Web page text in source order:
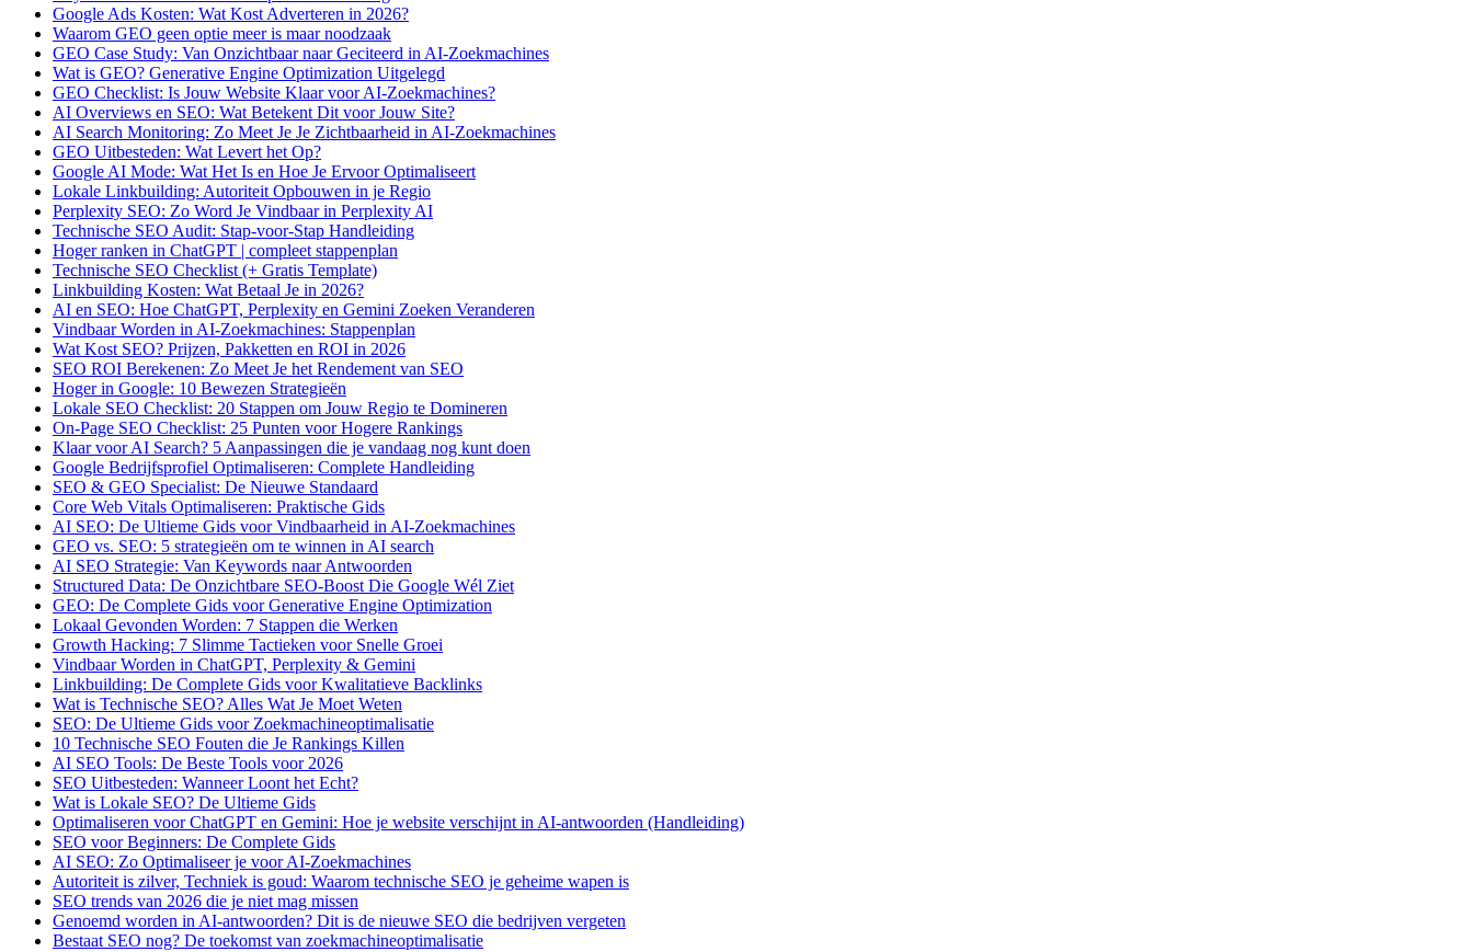
Google Ads Kosten: Wat Kost Adverteren in 2026?
Waarom GEO geen optie meer is maar noodzaak
GEO Case Study: Van Onzichtbaar naar Geciteerd in AI-Zoekmachines
Wat is GEO? Generative Engine Optimization Uitgelegd
GEO Checklist: Is Jouw Website Klaar voor AI-Zoekmachines?
AI Overviews en SEO: Wat Betekent Dit voor Jouw Site?
AI Search Monitoring: Zo Meet Je Je Zichtbaarheid in AI-Zoekmachines
GEO Uitbesteden: Wat Levert het Op?
Google AI Mode: Wat Het Is en Hoe Je Ervoor Optimaliseert
Lokale Linkbuilding: Autoriteit Opbouwen in je Regio
Perplexity SEO: Zo Word Je Vindbaar in Perplexity AI
Technische SEO Audit: Stap-voor-Stap Handleiding
Hoger ranken in ChatGPT | compleet stappenplan
Technische SEO Checklist (+ Gratis Template)
Linkbuilding Kosten: Wat Betaal Je in 2026?
AI en SEO: Hoe ChatGPT, Perplexity en Gemini Zoeken Veranderen
Vindbaar Worden in AI-Zoekmachines: Stappenplan
Wat Kost SEO? Prijzen, Pakketten en ROI in 2026
SEO ROI Berekenen: Zo Meet Je het Rendement van SEO
Hoger in Google: 10 Bewezen Strategieën
Lokale SEO Checklist: 20 Stappen om Jouw Regio te Domineren
On-Page SEO Checklist: 25 Punten voor Hogere Rankings
Klaar voor AI Search? 5 Aanpassingen die je vandaag nog kunt doen
Google Bedrijfsprofiel Optimaliseren: Complete Handleiding
SEO & GEO Specialist: De Nieuwe Standaard
Core Web Vitals Optimaliseren: Praktische Gids
AI SEO: De Ultieme Gids voor Vindbaarheid in AI-Zoekmachines
GEO vs. SEO: 5 strategieën om te winnen in AI search
AI SEO Strategie: Van Keywords naar Antwoorden
Structured Data: De Onzichtbare SEO-Boost Die Google Wél Ziet
GEO: De Complete Gids voor Generative Engine Optimization
Lokaal Gevonden Worden: 7 Stappen die Werken
Growth Hacking: 7 Slimme Tactieken voor Snelle Groei
Vindbaar Worden in ChatGPT, Perplexity & Gemini
Linkbuilding: De Complete Gids voor Kwalitatieve Backlinks
Wat is Technische SEO? Alles Wat Je Moet Weten
SEO: De Ultieme Gids voor Zoekmachineoptimalisatie
10 Technische SEO Fouten die Je Rankings Killen
AI SEO Tools: De Beste Tools voor 2026
SEO Uitbesteden: Wanneer Loont het Echt?
Wat is Lokale SEO? De Ultieme Gids
Optimaliseren voor ChatGPT en Gemini: Hoe je website verschijnt in AI-antwoorden (Handleiding)
SEO voor Beginners: De Complete Gids
AI SEO: Zo Optimaliseer je voor AI-Zoekmachines
Autoriteit is zilver, Techniek is goud: Waarom technische SEO je geheime wapen is
SEO trends van 2026 die je niet mag missen
Genoemd worden in AI-antwoorden? Dit is de nieuwe SEO die bedrijven vergeten
Bestaat SEO nog? De toekomst van zoekmachineoptimalisatie